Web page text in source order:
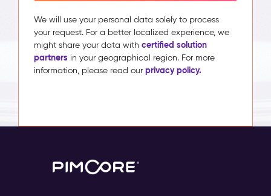
We will use your personal data solely to process
your request. For a better localized experience, we
might share your data with certified solution
partners in your geographical region. For more
information, please read our privacy policy.